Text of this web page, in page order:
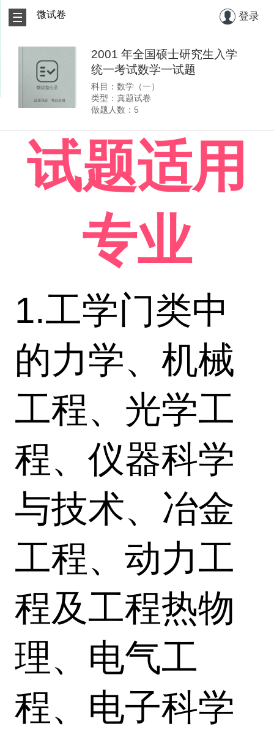
微试卷 登录
2001 年全国硕士研究生入学
统一考试数学一试题
科目：数学（一）
类型：真题试卷
做题人数：5
试题适用
专业
1.工学门类中
的力学、机械
工程、光学工
程、仪器科学
与技术、冶金
工程、动力工
程及工程热物
理、电气工
程、电子科学